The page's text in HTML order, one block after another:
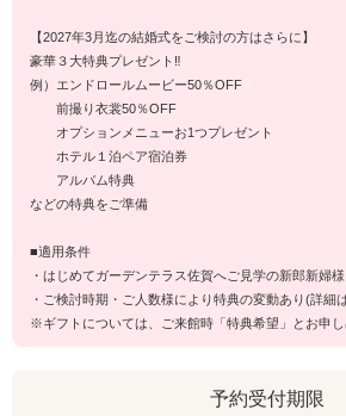
【2027年3月迄の結婚式をご検討の方はさらに】
豪華３大特典プレゼント‼
例）エンドロールムービー50％OFF
前撮り衣裳50％OFF
オプションメニューお1つプレゼント
ホテル１泊ペア宿泊券
アルバム特典
などの特典をご準備
■適用条件
・はじめてガーデンテラス佐賀へご見学の新郎新婦様
・ご検討時期・ご人数様により特典の変動あり(詳細
※ギフトについては、ご来館時「特典希望」とお申し
予約受付期限